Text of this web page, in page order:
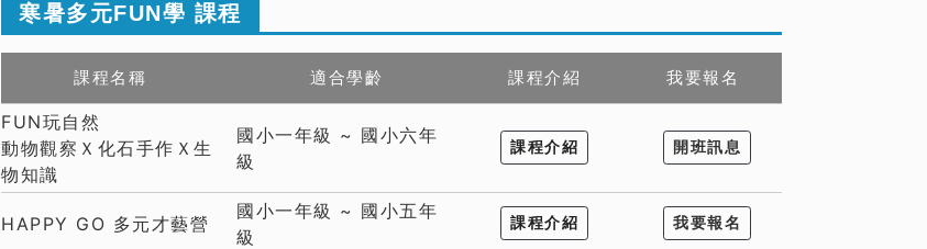
寒暑多元FUN學 課程
課程名稱 適合學齡 課程介紹 我要報名
FUN玩自然
動物觀察Ｘ化石手作Ｘ生
物知識
國小一年級 ~ 國小六年
級
課程介紹 開班訊息
HAPPY GO 多元才藝營
國小一年級 ~ 國小五年
級
課程介紹 我要報名